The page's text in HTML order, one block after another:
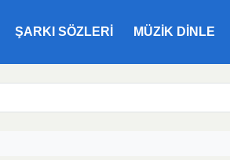
ŞARKI SÖZLERI MÜZIK DINLE